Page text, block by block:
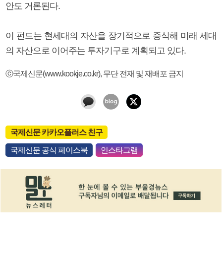
안도 거론된다.
이 펀드는 현세대의 자산을 장기적으로 증식해 미래 세대
의 자산으로 이어주는 투자기구로 계획되고 있다.
ⓒ국제신문(www.kookje.co.kr), 무단 전재 및 재배포 금지
국제신문 카카오플러스 친구
국제신문 공식 페이스북 인스타그램